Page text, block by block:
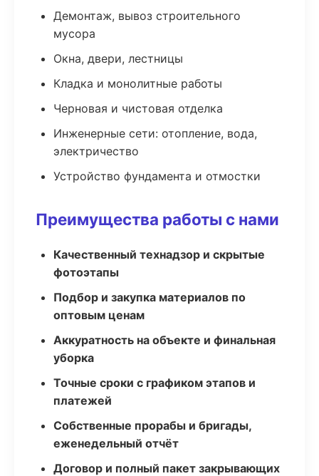
Демонтаж, вывоз строительного
мусора
Окна, двери, лестницы
Кладка и монолитные работы
Черновая и чистовая отделка
Инженерные сети: отопление, вода,
электричество
Устройство фундамента и отмостки
Преимущества работы с нами
Качественный технадзор и скрытые
фотоэтапы
Подбор и закупка материалов по
оптовым ценам
Аккуратность на объекте и финальная
уборка
Точные сроки с графиком этапов и
платежей
Собственные прорабы и бригады,
еженедельный отчёт
Договор и полный пакет закрывающих